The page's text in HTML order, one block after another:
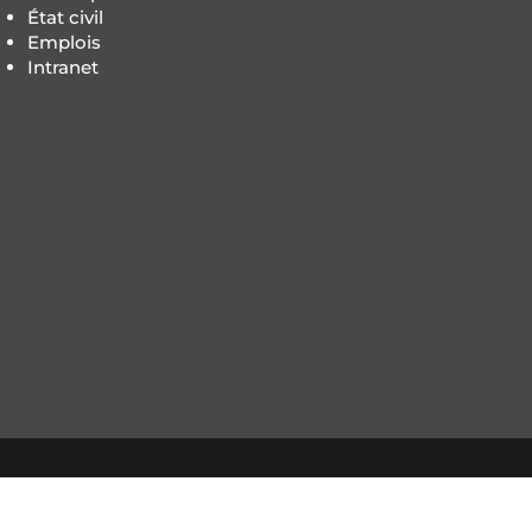
État civil
Emplois
Intranet